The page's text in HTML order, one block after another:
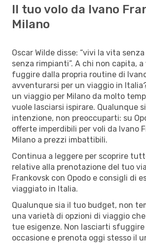
Il tuo volo da Ivano
Milano
Oscar Wilde disse: “vivi la vita
senza rimpianti”. A chi non capita,
fuggire dalla propria routine di
avventurarsi per un viaggio in
un viaggio per Milano da molto
vuole lasciarsi ispirare. Qualunque
intenzione, non preoccuparti: su
offerte imperdibili per voli da Ivano
Milano a prezzi imbattibili.
Continua a leggere per scoprire
relative alla prenotazione del tuo
Frankovsk con Opodo e consigli di
viaggiato in Italia.
Qualunque sia il tuo budget, non
una varietà di opzioni di viaggio
tue esigenze. Non lasciarti
occasione e prenota oggi stesso il